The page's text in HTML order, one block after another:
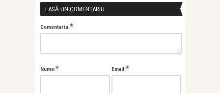
LASĂ UN COMENTARIU:
Comentariu:*
Nume:* Email:*